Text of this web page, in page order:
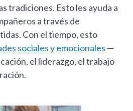
tradiciones. Esto les ayuda a
a través de
Con el tiempo, esto
sociales y emocionales —
el liderazgo, el trabajo